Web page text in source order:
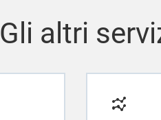
Gli altri